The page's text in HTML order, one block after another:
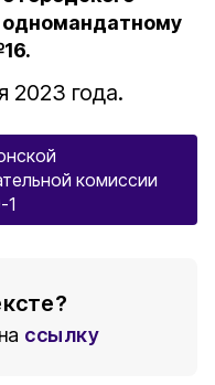
одномандатному
2023 года.
комиссии
1
ссылку